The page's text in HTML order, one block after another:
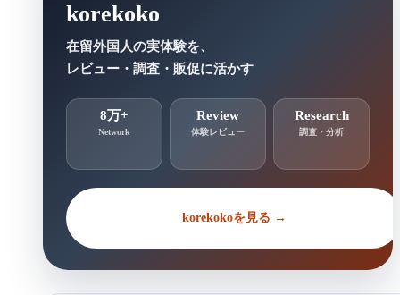
korekoko
在留外国人の実体験を、
レビュー・調査・販促に活かす
8万+
Network
Review
体験レビュー
Research
調査・分析
korekokoを見る →